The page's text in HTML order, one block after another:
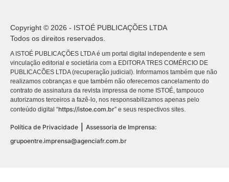
Copyright © 2026 - ISTOÉ PUBLICAÇÕES LTDA
Todos os direitos reservados.
A ISTOÉ PUBLICAÇÕES LTDA é um portal digital independente e sem
vinculação editorial e societária com a EDITORA TRES COMÉRCIO DE
PUBLICACÕES LTDA (recuperação judicial). Informamos também que não
realizamos cobranças e que também não oferecemos cancelamento do
contrato de assinatura da revista impressa de nome ISTOÉ, tampouco
autorizamos terceiros a fazê-lo, nos responsabilizamos apenas pelo
conteúdo digital “https://istoe.com.br” e seus respectivos sites.
Política de Privacidade
Assessoria de Imprensa:
grupoentre.imprensa@agenciafr.com.br